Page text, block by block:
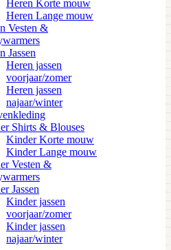
Heren Korte mouw
Heren Lange mouw
Vesten &
Jassen
Heren jassen
voorjaar/zomer
Heren jassen
najaar/winter
Shirts & Blouses
Kinder Korte mouw
Kinder Lange mouw
Vesten &
Jassen
Kinder jassen
voorjaar/zomer
Kinder jassen
najaar/winter